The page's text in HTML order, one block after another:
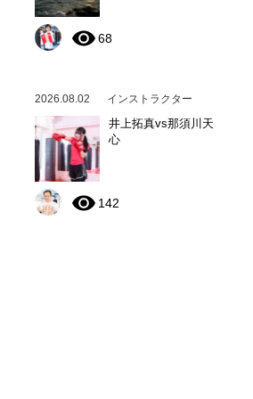
68
2026.08.02 インストラクター
井上拓真vs那須川天
心
142